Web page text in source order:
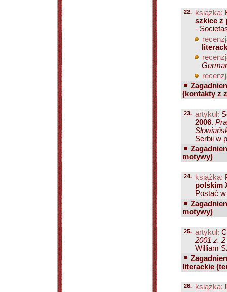
22. książka:
szkice z
-
(kontakty z
23. artykuł:
2006.
Serbii w
motywy)
24. książka:
polskim
Postać
motywy)
25. artykuł:
2001 z.
William
literackie
26. książka: